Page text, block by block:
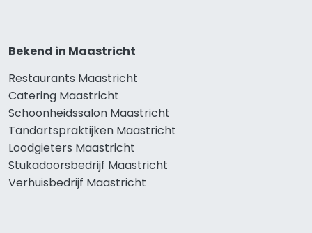
Bekend in Maastricht
Restaurants Maastricht
Catering Maastricht
Schoonheidssalon Maastricht
Tandartspraktijken Maastricht
Loodgieters Maastricht
Stukadoorsbedrijf Maastricht
Verhuisbedrijf Maastricht